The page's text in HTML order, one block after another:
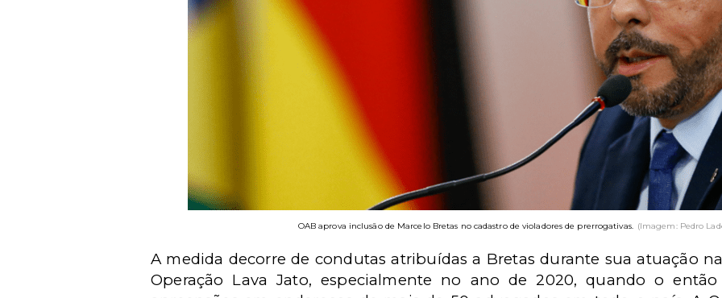
OAB aprova inclusão de Marcelo Bretas no cadastro de violadores de prerrogativas. (Imagem: Pedro
A medida decorre de condutas atribuídas a Bretas durante sua atuação
Operação Lava Jato, especialmente no ano de 2020, quando o